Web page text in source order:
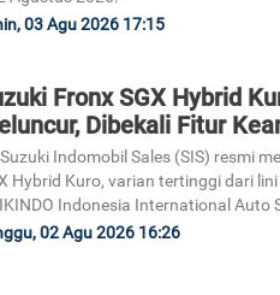
03 Agu 2026 17:15
Fronx SGX Hybrid
Dibekali Fitur
Indomobil Sales (SIS) resmi
Hybrid Kuro, varian tertinggi dari
Indonesia International Auto
02 Agu 2026 16:26